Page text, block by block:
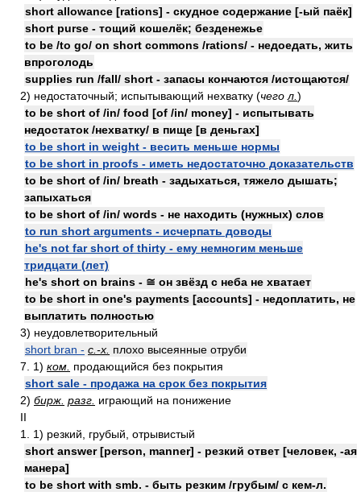
short allowance [rations] - скудное содержание [-ый паёк]
short purse - тощий кошелёк; безденежье
to be /to go/ on short commons /rations/ - недоедать, жить
впроголодь
supplies run /fall/ short - запасы кончаются /истощаются/
2) недостаточный; испытывающий нехватку (чего л. )
to be short of /in/ food [of /in/ money] - испытывать
недостаток /нехватку/ в пище [в деньгах]
to be short in weight - весить меньше нормы
to be short in proofs - иметь недостаточно доказательств
to be short of /in/ breath - задыхаться, тяжело дышать;
запыхаться
to be short of /in/ words - не находить (нужных) слов
to run short arguments - исчерпать доводы
he's not far short of thirty - ему немногим меньше
тридцати (лет)
he's short on brains - ≅ он звёзд с неба не хватает
to be short in one's payments [accounts] - недоплатить, не
выплатить полностью
3) неудовлетворительный
short bran - с.-х. плохо высеянные отруби
7. 1) ком. продающийся без покрытия
short sale - продажа на срок без покрытия
2) бирж. разг. играющий на понижение
II
1. 1) резкий, грубый, отрывистый
short answer [person, manner] - резкий ответ [человек, -ая
манера]
to be short with smb. - быть резким /грубым/ с кем-л.